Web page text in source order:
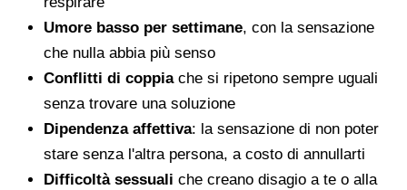
Umore basso per settimane, con la sensazione
che nulla abbia più senso
Conflitti di coppiache si ripetono sempre uguali
senza trovare una soluzione
Dipendenza affettiva: la sensazione di non poter
stare senza l'altra persona, a costo di annullarti
Difficoltà sessuali che creano disagio a te o alla